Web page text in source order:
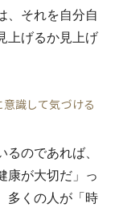
、それを自分自
上げるか見上げ
識して気づける
のであれば、
康が大切だ」っ
多くの人が「時